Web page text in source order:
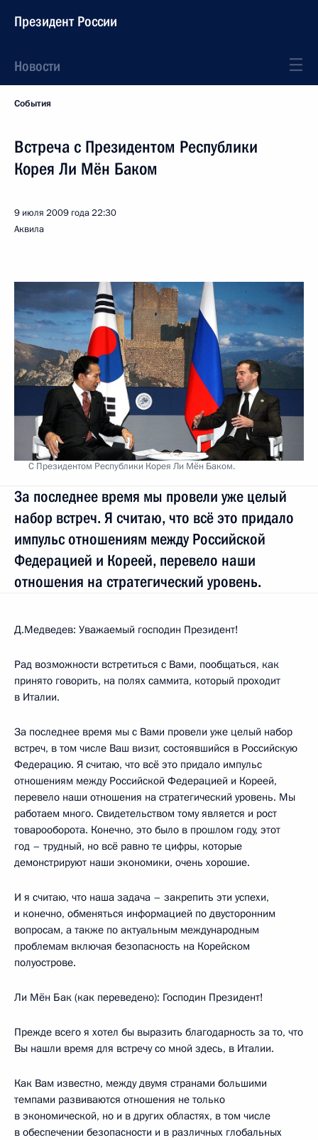
Президент России
Новости
События
Встреча с Президентом Республики
Корея Ли Мён Баком
9 июля 2009 года22:30
Аквила
С Президентом Республики Корея Ли Мён Баком.
За последнее время мы провели уже целый
набор встреч. Я считаю, что всё это придало
импульс отношениям между Российской
Федерацией и Кореей, перевело наши
отношения на стратегический уровень.
Д.Медведев: Уважаемый господин Президент!
Рад возможности встретиться с Вами, пообщаться, как
принято говорить, на полях саммита, который проходит
в Италии.
За последнее время мы с Вами провели уже целый набор
встреч, в том числе Ваш визит, состоявшийся в Российскую
Федерацию. Я считаю, что всё это придало импульс
отношениям между Российской Федерацией и Кореей,
перевело наши отношения на стратегический уровень. Мы
работаем много. Свидетельством тому является и рост
товарооборота. Конечно, это было в прошлом году, этот
год – трудный, но всё равно те цифры, которые
демонстрируют наши экономики, очень хорошие.
И я считаю, что наша задача – закрепить эти успехи,
и конечно, обменяться информацией по двусторонним
вопросам, а также по актуальным международным
проблемам включая безопасность на Корейском
полуострове.
Ли Мён Бак (как переведено): Господин Президент!
Прежде всего я хотел бы выразить благодарность за то, что
Вы нашли время для встречу со мной здесь, в Италии.
Как Вам известно, между двумя странами большими
темпами развиваются отношения не только
в экономической, но и в других областях, в том числе
в обеспечении безопасности и в различных глобальных